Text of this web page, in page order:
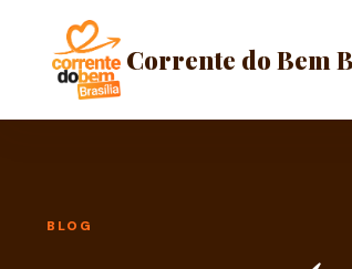
Corrente do Bem
BLOG